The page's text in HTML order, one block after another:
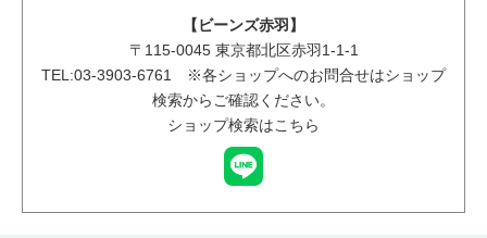
【ビーンズ赤羽】
〒 115-0045東京都北区赤羽1-1-1
TEL:03-3903-6761 ※各ショップへのお問合せはショップ
検索からご確認ください。
ショップ検索はこちら